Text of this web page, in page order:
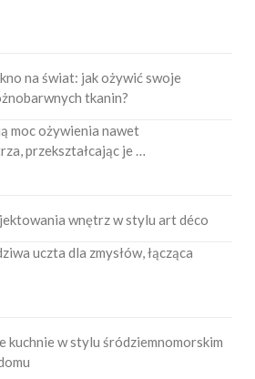
na świat: jak ożywić swoje
tkanin?
moc ożywienia nawet
przekształcając je …
wnętrz w stylu art déco
uczta dla zmysłów, łącząca
kuchnie w stylu śródziemnomorskim